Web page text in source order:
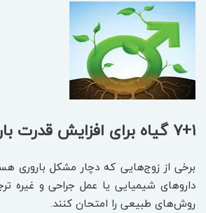
۷+۱ گیاه برای افزایش قدرت باروری
برخی از زوج‌هایی که دچار مشکل باروری
داروهای شیمیایی یا عمل جراحی و غیره
روش‌های طبیعی را امتحان کنند.